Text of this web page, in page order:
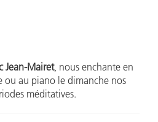
Jean-Mairet, nous enchante en
ou au piano le dimanche nos
méditatives.